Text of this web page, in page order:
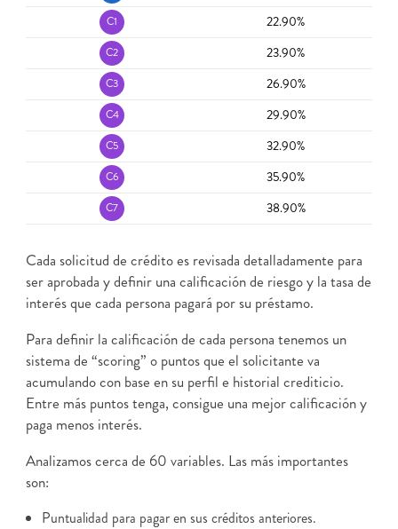
C1 22.90%
C2 23.90%
C3 26.90%
C4 29.90%
C5 32.90%
C6 35.90%
C7 38.90%
Cada solicitud de crédito es revisada detalladamente para
ser aprobada y definir una calificación de riesgo y la tasa de
interés que cada persona pagará por su préstamo.
Para definir la calificación de cada persona tenemos un
sistema de “scoring” o puntos que el solicitante va
acumulando con base en su perfil e historial crediticio.
Entre más puntos tenga, consigue una mejor calificación y
paga menos interés.
Analizamos cerca de 60 variables. Las más importantes
son:
Puntualidad para pagar en sus créditos anteriores.